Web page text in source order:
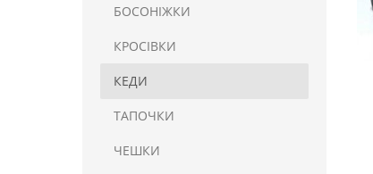
БОСОНІЖКИ
КРОСІВКИ
КЕДИ
ТАПОЧКИ
ЧЕШКИ